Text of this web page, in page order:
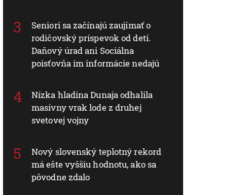
Seniori sa začínajú zaujímať o
rodičovský príspevok od detí.
Daňový úrad ani Sociálna
poisťovňa im informácie nedajú
Nízka hladina Dunaja odhalila
masívny vrak lode z druhej
svetovej vojny
Nový slovenský teplotný rekord
má ešte vyššiu hodnotu, ako sa
pôvodne zdalo